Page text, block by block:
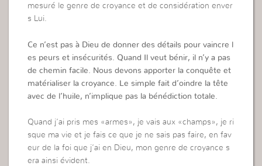
mesuré le genre de croyance et de considération enver
s Lui.
Ce n’est pas à Dieu de donner des détails pour vaincre l
es peurs et insécurités. Quand Il veut bénir, il n’y a pas
de chemin facile. Nous devons apporter la conquête et
matérialiser la croyance. Le simple fait d’oindre la tête
avec de l’huile, n’implique pas la bénédiction totale.
Quand j’ai pris mes «armes», je vais aux «champs», je ri
sque ma vie et je fais ce que je ne sais pas faire, en fav
eur de la foi que j’ai en Dieu, mon genre de croyance s
era ainsi évident.